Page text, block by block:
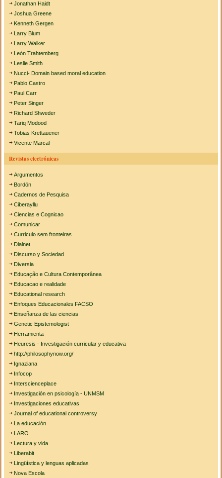
Jonathan Haidt
Joshua Greene
Kenneth Gergen
Larry Blum
Larry Walker
León Trahtemberg
Leslie Smith
Nucci- Domain based moral education
Pablo Castro
Paul Carr
Peter Singer
Richard Shweder
Tariq Modood
Tobias Krettauener
Vicente Marcal
Revistas electrónicas
Argumentos
Bordón
Cadernos de Pesquisa
Ciberayllu
Ciencias e Cognicao
Comunicar
Curriculo sem fronteiras
Dialnet
Discurso y Sociedad
Diversia
Educação e Cultura Contemporânea
Educacao e realidade
Educational research
Enfoques Educacionales FACSO
Enseñanza de las ciencias
Genetic Epistemologist
Herramienta
Heuresis - Investigación curricular y educativa
http://philosophynow.org/
Ignaziana
Infocop
Interscienceplace
Investigación en psicología - UNMSM
Investigaciones educativas
Journal of educational controversy
La educación
LARO
Lectura y vida
Liberabit
Lingüística y lenguas aplicadas
Nova Escola